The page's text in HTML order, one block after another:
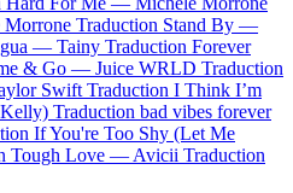
Morrone Traduction Stand By —
— Tainy Traduction Forever
& Go — Juice WRLD Traduction
Swift Traduction I Think I’m
Traduction bad vibes forever
If You're Too Shy (Let Me
Tough Love — Avicii Traduction